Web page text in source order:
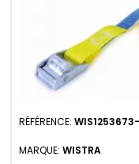
RÉFÉRENCE:
MARQUE: WISTRA